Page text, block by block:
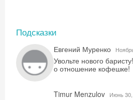
Подсказки
Евгений Муренко
Увольте нового
о отношение кофешке!
Timur Menzulov Июнь